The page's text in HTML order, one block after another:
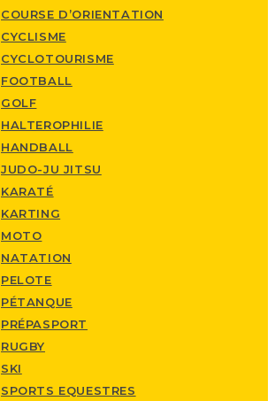
COURSE D’ORIENTATION
CYCLISME
CYCLOTOURISME
FOOTBALL
GOLF
HALTEROPHILIE
HANDBALL
JUDO-JU JITSU
KARATÉ
KARTING
MOTO
NATATION
PELOTE
PÉTANQUE
PRÉPASPORT
RUGBY
SKI
SPORTS EQUESTRES